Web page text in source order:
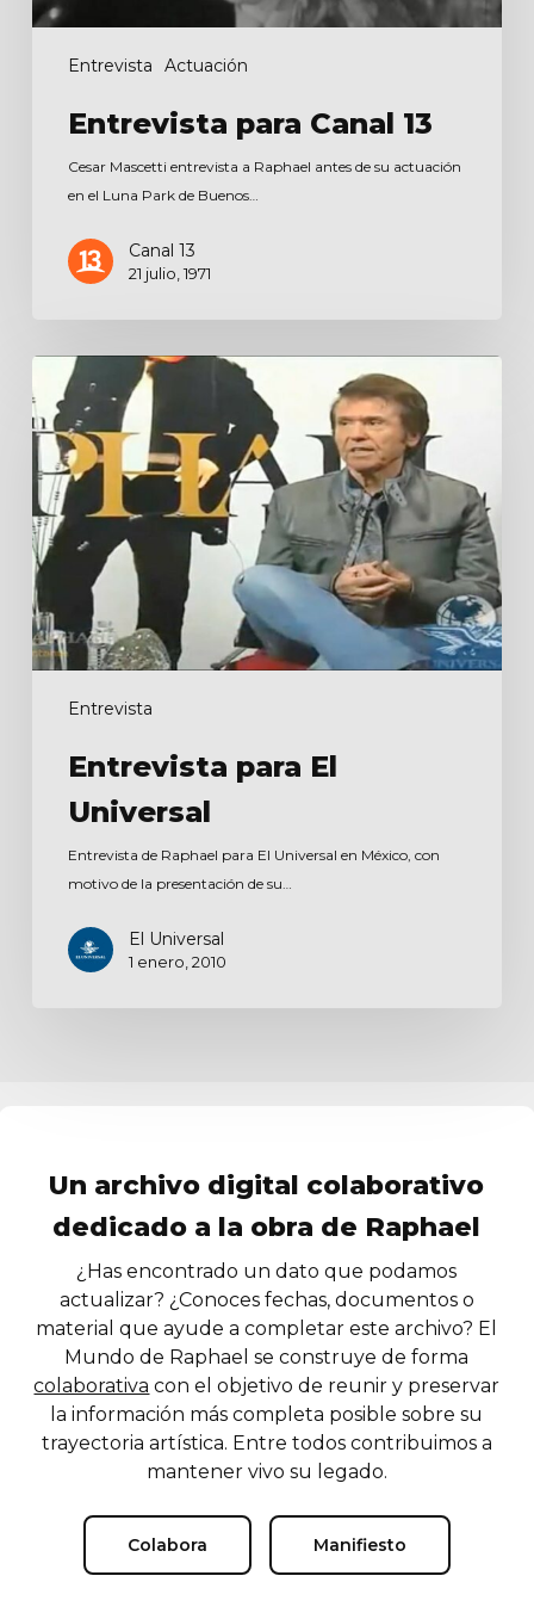
Entrevista Actuación
Entrevista para Canal 13
Cesar Mascetti entrevista a Raphael antes de su actuación
en el Luna Park de Buenos…
Canal 13
21 julio, 1971
Entrevista
Entrevista
para
El
Universal
Entrevista para El
Universal
Entrevista de Raphael para El Universal en México, con
motivo de la presentación de su…
El Universal
1 enero, 2010
Un archivo digital colaborativo
dedicado a la obra de Raphael
¿Has encontrado un dato que podamos
actualizar? ¿Conoces fechas, documentos o
material que ayude a completar este archivo? El
Mundo de Raphael se construye de forma
colaborativa con el objetivo de reunir y preservar
la información más completa posible sobre su
trayectoria artística. Entre todos contribuimos a
mantener vivo su legado.
Colabora Manifiesto